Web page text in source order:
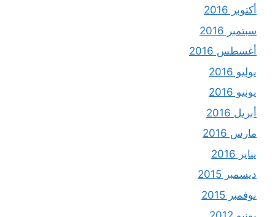
أكتوبر 2016
سبتمبر 2016
أغسطس 2016
يوليو 2016
يونيو 2016
أبريل 2016
مارس 2016
يناير 2016
ديسمبر 2015
نوفمبر 2015